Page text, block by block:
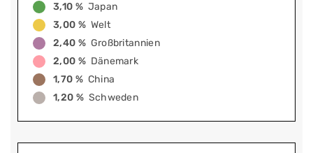
3,10 % Japan
3,00 % Welt
2,40 % Großbritannien
2,00 % Dänemark
1,70 % China
1,20 % Schweden